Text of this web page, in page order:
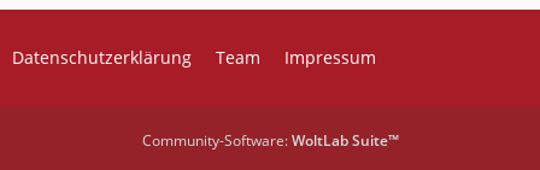
Datenschutzerklärung Team Impressum
Community-Software:WoltLab Suite™